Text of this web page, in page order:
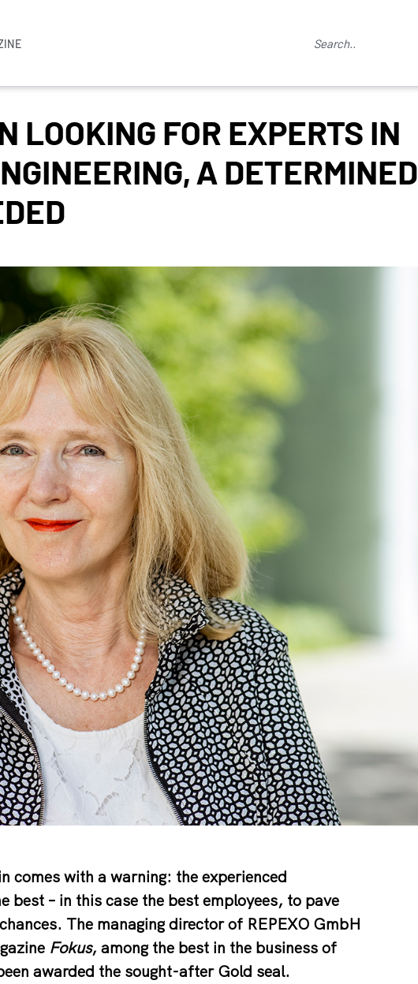
LOOKING FOR EXPERTS IN
A DETERMINED
comes with a warning: the experienced
best – in this case the best employees, to pave
The managing director of REPEXO GmbH
Fokus, among the best in the business of
awarded the sought-after Gold seal.